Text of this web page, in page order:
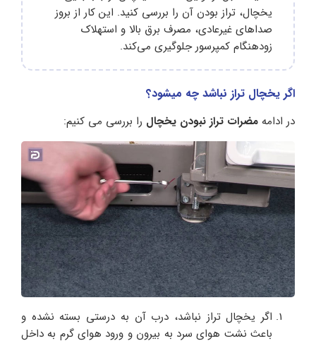
یخچال، تراز بودن آن را بررسی کنید. این کار از بروز
صداهای غیرعادی، مصرف برق بالا و استهلاک
زودهنگام کمپرسور جلوگیری می‌کند.
اگر یخچال تراز نباشد چه میشود؟
در ادامه مضرات تراز نبودن یخچال را بررسی می کنیم:
اگر یخچال تراز نباشد، درب آن به درستی بسته نشده و
باعث نشت هوای سرد به بیرون و ورود هوای گرم به داخل